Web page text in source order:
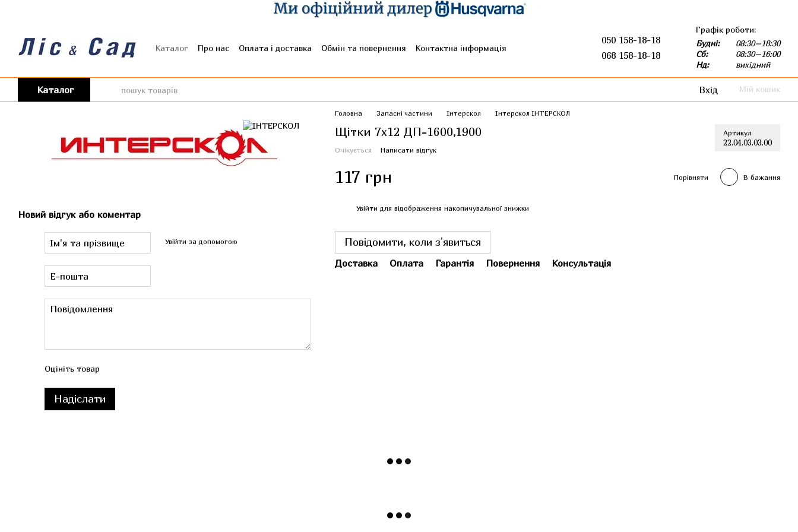
Каталог Про нас Оплата і доставка Обмін та повернення
Контактна інформація
050 158-18-18
068 158-18-18
Графік роботи:
Будні:
08:30–18:30
Сб:
08:30–16:00
Нд:
вихідний
Каталог Вхід Мій кошик
Новий відгук або коментар
Увійти за допомогою
Оцініть товар
Надіслати
Головна Запасні частини Інтерскол Інтерскол ІНТЕРСКОЛ
Щітки 7х12 ДП-1600,1900 Артикул
22.04.03.03.00
Очікується Написати відгук
117 грн Порівняти В бажання
Увійти для відображення накопичувальної знижки
Повідомити, коли з'явиться
Доставка Оплата Гарантія Повернення Консультація